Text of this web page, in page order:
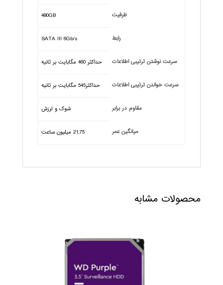
ظرفیت 480GB
رابط SATA III 6Gb/s
سرعت نوشتن ترتیبی اطلاعات حداکثر 460 مگابایت بر ثانیه
سرعت خواندن ترتیبی اطلاعات حداکثر545 مگابایت بر ثانیه
مقاوم در برابر شوک و لرزش
میانگین عمر 21.75 میلیون ساعت
محصولات مشابه